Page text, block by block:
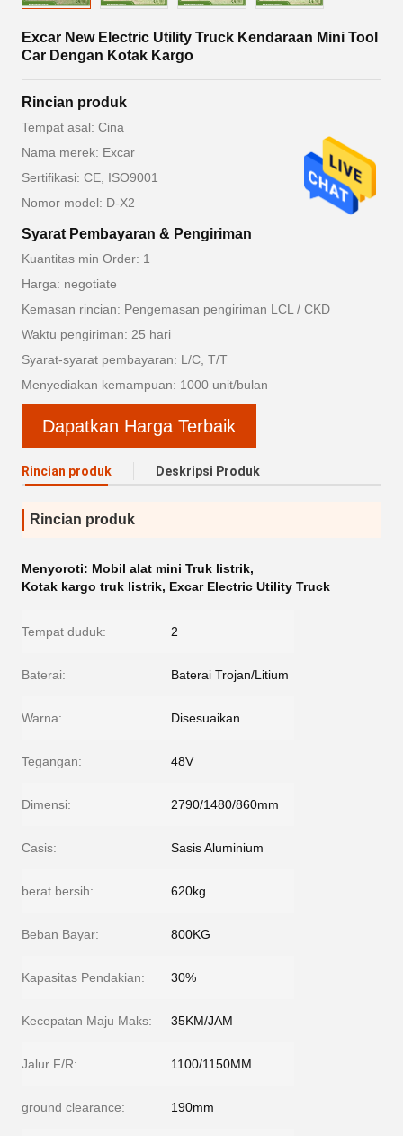
Excar New Electric Utility Truck Kendaraan Mini Tool
Car Dengan Kotak Kargo
Rincian produk
Tempat asal: Cina
Nama merek: Excar
Sertifikasi: CE, ISO9001
Nomor model: D-X2
Syarat Pembayaran & Pengiriman
Kuantitas min Order: 1
Harga: negotiate
Kemasan rincian: Pengemasan pengiriman LCL / CKD
Waktu pengiriman: 25 hari
Syarat-syarat pembayaran: L/C, T/T
Menyediakan kemampuan: 1000 unit/bulan
Dapatkan Harga Terbaik
Rincian produk Deskripsi Produk
Rincian produk
Menyoroti: Mobil alat mini Truk listrik,
Kotak kargo truk listrik, Excar Electric Utility Truck
Tempat duduk: 2
Baterai: Baterai Trojan/Litium
Warna: Disesuaikan
Tegangan: 48V
Dimensi: 2790/1480/860mm
Casis: Sasis Aluminium
berat bersih: 620kg
Beban Bayar: 800KG
Kapasitas Pendakian: 30%
Kecepatan Maju Maks: 35KM/JAM
Jalur F/R: 1100/1150MM
ground clearance: 190mm